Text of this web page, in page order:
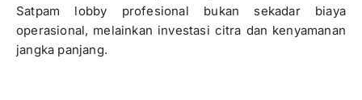
Satpam lobby profesional bukan sekadar biaya
operasional, melainkan investasi citra dan kenyamanan
jangka panjang.